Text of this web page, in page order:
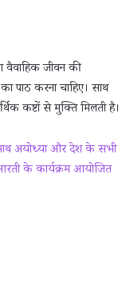
वैवाहिक जीवन की
पाठ करना चाहिए। साथ
कष्टों से मुक्ति मिलती है।
अयोध्या और देश के सभी
के कार्यक्रम आयोजित